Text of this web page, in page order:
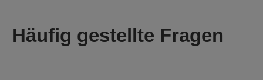
Häufig gestellte Fragen